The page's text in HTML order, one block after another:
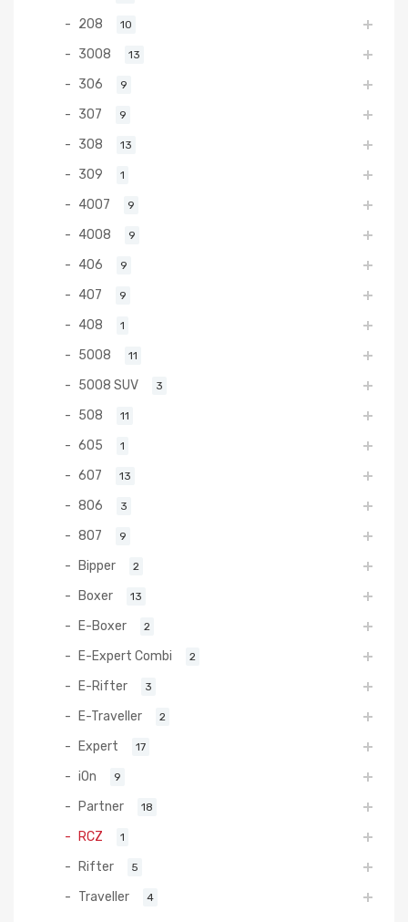
208 10
3008 13
306 9
307 9
308 13
309 1
4007 9
4008 9
406 9
407 9
408 1
5008 11
5008 SUV 3
508 11
605 1
607 13
806 3
807 9
Bipper 2
Boxer 13
E-Boxer 2
E-Expert Combi 2
E-Rifter 3
E-Traveller 2
Expert 17
iOn 9
Partner 18
RCZ 1
Rifter 5
Traveller 4